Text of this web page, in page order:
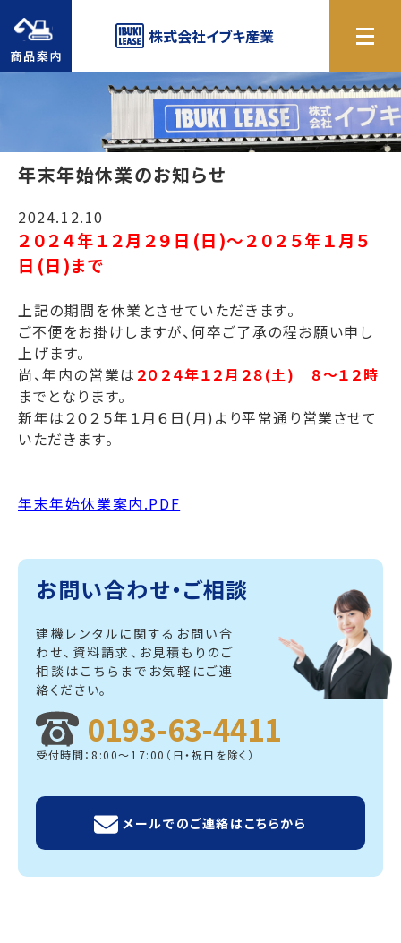
株式会社イブキ産業
年末年始休業のお知らせ
2024.12.10
２０２４年１２月２９日(日)～２０２５年１月５
日(日)まで
上記の期間を休業とさせていただきます。
ご不便をお掛けしますが、何卒ご了承の程お願い申し
上げます。
尚、年内の営業は ２０２４年１２月２８(土) ８～１２時
までとなります。
新年は２０２５年１月６日(月)より平常通り営業させて
いただきます。
年末年始休業案内.PDF
お問い合わせ・ご相談
建機レンタルに関するお問い合
わせ、資料請求、 お見積もりのご
相談はこちらまでお気軽にご連
絡ください。
0193-63-4411
受付時間：8:00～17:00（日・祝日を除く）
メールでのご連絡はこちらから